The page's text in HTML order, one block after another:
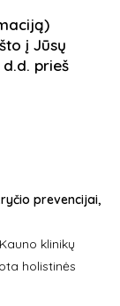
į Jūsų
prieš
prevencijai,
klinikų
holistinės